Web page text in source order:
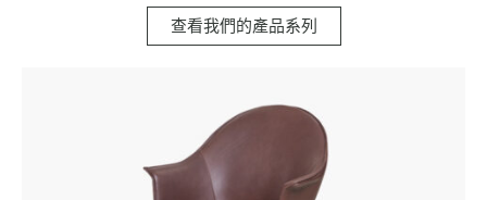
查看我們的產品系列